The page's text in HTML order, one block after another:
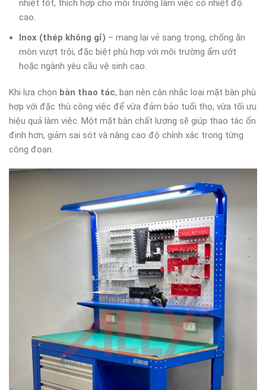
nhiệt tốt, thích hợp cho môi trường làm việc có nhiệt độ
cao.
Inox (thép không gỉ) – mang lại vẻ sang trọng, chống ăn
mòn vượt trội, đặc biệt phù hợp với môi trường ẩm ướt
hoặc ngành yêu cầu vệ sinh cao.
Khi lựa chọn bàn thao tác, bạn nên cân nhắc loại mặt bàn phù
hợp với đặc thù công việc để vừa đảm bảo tuổi thọ, vừa tối ưu
hiệu quả làm việc. Một mặt bàn chất lượng sẽ giúp thao tác ổn
định hơn, giảm sai sót và nâng cao độ chính xác trong từng
công đoạn.